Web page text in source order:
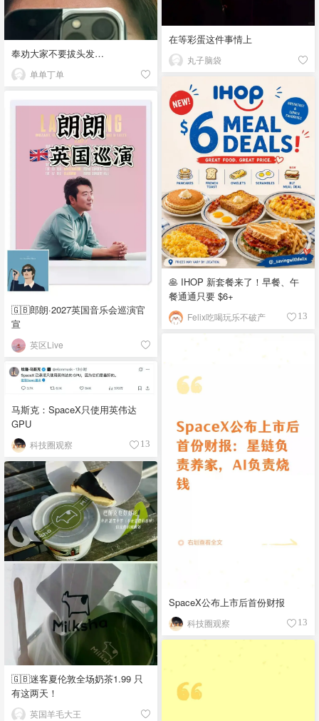
在等彩蛋这件事情上
丸子脑袋
奉劝大家不要拔头发…
单单丁单
🥞 IHOP 新套餐来了！早餐、午
餐通通只要 $6+
Felix吃喝玩乐不破产 13
🇬🇧郎朗·2027英国音乐会巡演官
宣
英区Live
SpaceX公布上市后首份财报
科技圈观察 13
马斯克：SpaceX只使用英伟达
GPU
科技圈观察 13
🇬🇧迷客夏伦敦全场奶茶1.99 只
有这两天！
英国羊毛大王